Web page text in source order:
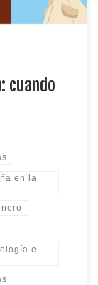
cuando
en la
e